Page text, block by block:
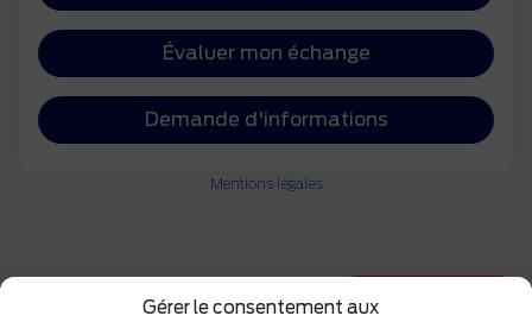
Gérer le consentement aux
Évaluer mon échange
Demande d'informations
Mentions légales